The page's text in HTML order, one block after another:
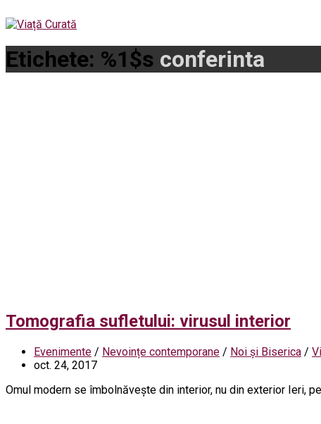
Etichete: %1$s conferinta
Tomografia sufletului: virusul interior
Evenimente / Nevoințe contemporane / Noi și Biserica /
oct. 24, 2017
Omul modern se îmbolnăvește din interior, nu din exterior Ieri,